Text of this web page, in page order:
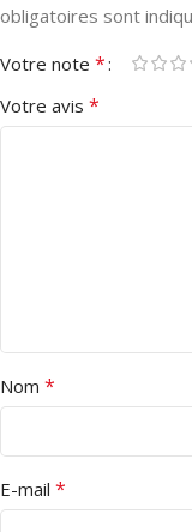
obligatoires sont
Votre note *
Votre avis *
Nom *
E-mail *